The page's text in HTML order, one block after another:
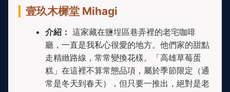
壹玖木樨堂 Mihagi
介紹： 這家藏在鹽埕區巷弄裡的老宅咖啡
廳，一直是我私心很愛的地方。他們家的甜點
走精緻路線，常常變換花樣。「高雄草莓蛋
糕」在這裡不算常態品項，屬於季節限定（通
常是冬天到春天），但只要一推出，絕對是老